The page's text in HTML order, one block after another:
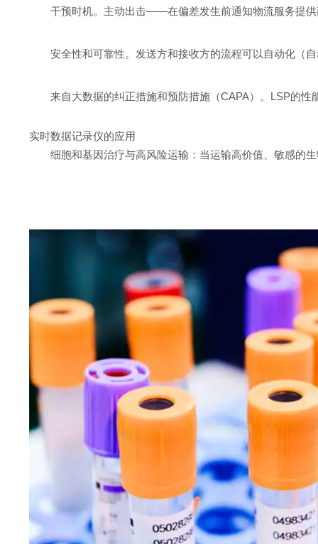
干预时机。主动出击——在偏差发生前通知物流服务提
安全性和可靠性。发送方和接收方的流程可以自动化（
来自大数据的纠正措施和预防措施（CAPA）。LSP的
实时数据记录仪的应用
细胞和基因治疗与高风险运输：当运输高价值、敏感的